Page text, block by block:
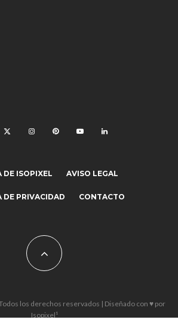
DE ISOPIXEL AVISO LEGAL
DE PRIVACIDAD CONTACTO
los derechos reservados | Diseñado con ♥ por
Isopixel¹